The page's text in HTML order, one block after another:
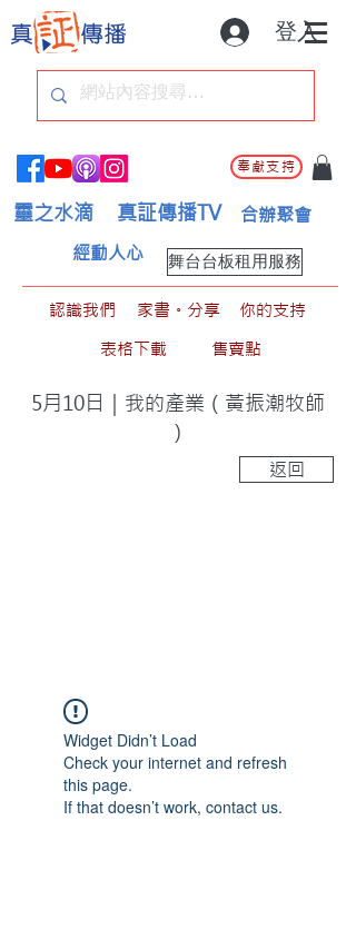
登入
奉獻支持
靈之水滴 真証傳播TV 合辦聚會
舞台台板租用服務
經動人心
認識我們 家書。分享
你的支持
表格下載
售賣點
5月10日｜我的產業（黃振潮牧師
）
返回
Widget Didn’t Load
Check your internet and refresh
this page.
If that doesn’t work, contact us.